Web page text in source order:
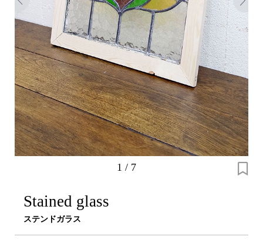
1 / 7
Stained glass
ステンドガラス